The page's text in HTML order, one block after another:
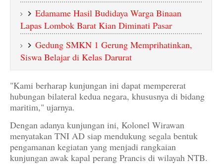
Edamame Hasil Budidaya Warga Binaan
Lapas Lombok Barat Kian Diminati Pasar
Gedung SMKN 1 Gerung Memprihatinkan,
Siswa Belajar di Kelas Darurat
"Kami berharap kunjungan ini dapat mempererat
hubungan bilateral kedua negara, khususnya di bidang
maritim," ujarnya.
Dengan adanya kunjungan ini, Kolonel Wirawan
menyatakan TNI AD siap mendukung segala bentuk
pengamanan kegiatan yang menjadi rangkaian
kunjungan awak kapal perang Prancis di wilayah NTB.